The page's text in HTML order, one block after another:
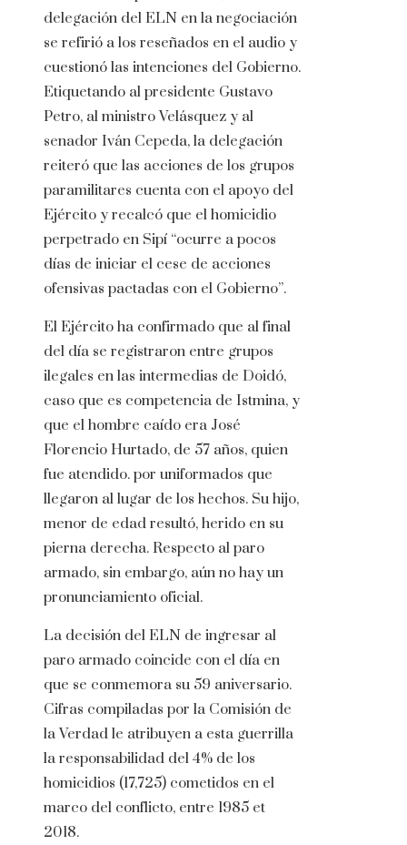
delegación del ELN en la negociación
se refirió a los reseñados en el audio y
cuestionó las intenciones del Gobierno.
Etiquetando al presidente Gustavo
Petro, al ministro Velásquez y al
senador Iván Cepeda, la delegación
reiteró que las acciones de los grupos
paramilitares cuenta con el apoyo del
Ejército y recalcó que el homicidio
perpetrado en Sipí “ocurre a pocos
días de iniciar el cese de acciones
ofensivas pactadas con el Gobierno”.
El Ejército ha confirmado que al final
del día se registraron entre grupos
ilegales en las intermedias de Doidó,
caso que es competencia de Istmina, y
que el hombre caído era José
Florencio Hurtado, de 57 años, quien
fue atendido. por uniformados que
llegaron al lugar de los hechos. Su hijo,
menor de edad resultó, herido en su
pierna derecha. Respecto al paro
armado, sin embargo, aún no hay un
pronunciamiento oficial.
La decisión del ELN de ingresar al
paro armado coincide con el día en
que se conmemora su 59 aniversario.
Cifras compiladas por la Comisión de
la Verdad le atribuyen a esta guerrilla
la responsabilidad del 4% de los
homicidios (17,725) cometidos en el
marco del conflicto, entre 1985 et
2018.